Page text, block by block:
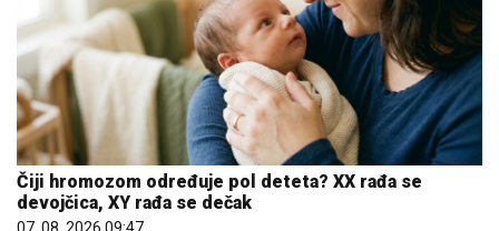
Čiji hromozom određuje pol deteta? XX rađa se
devojčica, XY rađa se dečak